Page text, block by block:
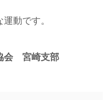
動です。
会 宮崎支部